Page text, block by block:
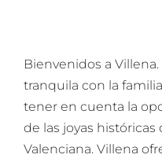
Bienvenidos a
tranquila con la
tener en cuenta la
de las joyas
Valenciana. Villena